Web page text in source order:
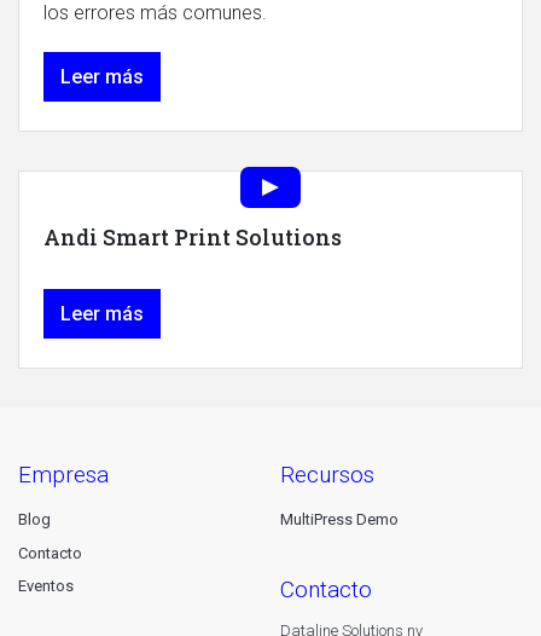
los errores más comunes.
Leer más
Andi Smart Print Solutions
Leer más
empresa
Blog
Contacto
Eventos
recursos
MultiPress Demo
contacto
Dataline Solutions nv